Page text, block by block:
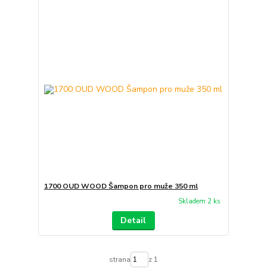
1700 OUD WOOD Šampon pro muže 350 ml
Skladem 2 ks
Detail
strana z 1